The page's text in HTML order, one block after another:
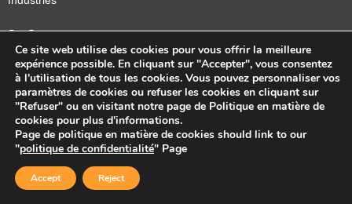
SaaS
Recharge de véhicules électriques
SIG
IoT
Manufacture
MedTech
Santé mentale
Musique
Ce site web utilise des cookies pour vous offrir la meilleure
expérience possible. En cliquant sur "Accepter", vous consentez
à l'utilisation de tous les cookies. Vous pouvez personnaliser vos
paramètres de cookies ou refuser les cookies en cliquant sur
"Refuser" ou en visitant notre page de Politique en matière de
cookies pour plus d'informations.
Page de politique en matière de cookies should link to our
"politique de confidentialité" Page
Accept Reject